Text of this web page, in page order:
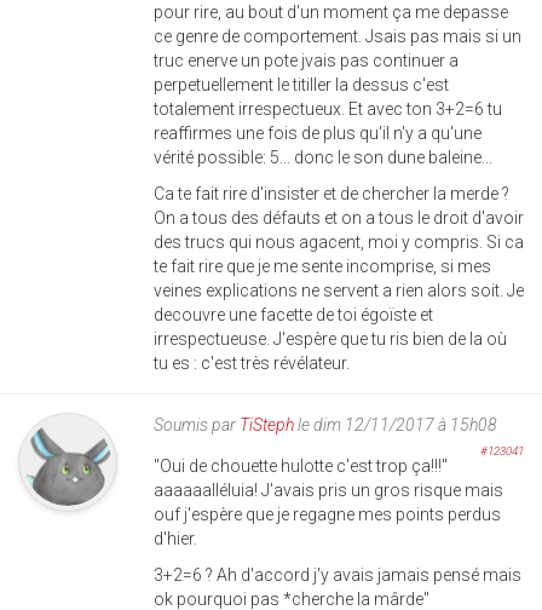
pour rire, au bout d'un moment ça me depasse
ce genre de comportement. Jsais pas mais si un
truc enerve un pote jvais pas continuer a
perpetuellement le titiller la dessus c'est
totalement irrespectueux. Et avec ton 3+2=6 tu
reaffirmes une fois de plus qu'il n'y a qu'une
vérité possible: 5... donc le son dune baleine...
Ca te fait rire d'insister et de chercher la merde ?
On a tous des défauts et on a tous le droit d'avoir
des trucs qui nous agacent, moi y compris. Si ca
te fait rire que je me sente incomprise, si mes
veines explications ne servent a rien alors soit. Je
decouvre une facette de toi égoïste et
irrespectueuse. J'espère que tu ris bien de la où
tu es : c'est très révélateur.
Soumis par TiStephle dim 12/11/2017 à 15h08
#123041
"Oui de chouette hulotte c'est trop ça!!!"
aaaaaalléluia! J'avais pris un gros risque mais
ouf j'espère que je regagne mes points perdus
d'hier.
3+2=6 ? Ah d'accord j'y avais jamais pensé mais
ok pourquoi pas *cherche la mârde"